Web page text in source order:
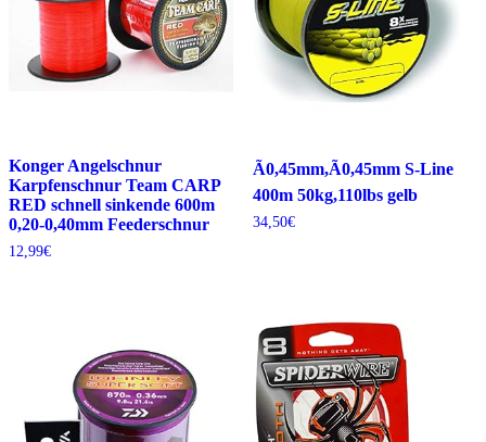
Konger Angelschnur
Karpfenschnur Team CARP
RED schnell sinkende 600m
0,20-0,40mm Feederschnur
12,99€
Ã0,45mm,Ã0,45mm S-Line
400m 50kg,110lbs gelb
34,50€